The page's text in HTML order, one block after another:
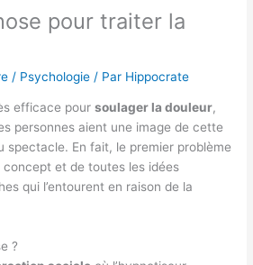
pour traiter la
/ Psychologie / Par Hippocrate
efficace poursoulager la douleur,
personnes aient une image de cette
spectacle. En fait, le premier problème
et de toutes les idées
qui l’entourent en raison de la
?